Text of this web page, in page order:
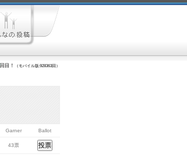
回目！ （モバイル版:928363回）
Garner Ballot
43票